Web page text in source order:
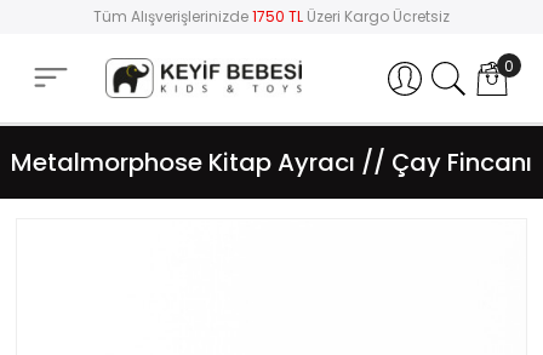
Tüm Alışverişlerinizde1750 TL Üzeri Kargo Ücretsiz
Hesabım 0
Metalmorphose Kitap Ayracı // Çay Fincanı